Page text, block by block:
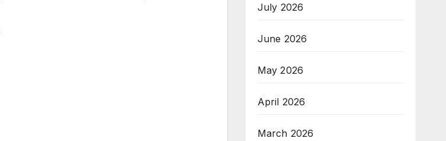
July 2026
June 2026
May 2026
April 2026
March 2026